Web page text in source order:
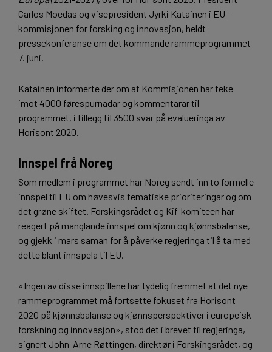
Carlos Moedas og visepresident Jyrki Katainen i EU-
kommisjonen for forsking og innovasjon, heldt
pressekonferanse om det kommande rammeprogrammet
7. juni.
Katainen informerte der om at Kommisjonen har teke
imot 4000 førespurnadar og kommentarar til
programmet, i tillegg til 3500 svar på evalueringa av
Horisont 2020.
Innspel frå Noreg
Som medlem i programmet har Noreg sendt inn to formelle
innspel til EU om høvesvis tematiske prioriteringar og om
det grøne skiftet. Forskingsrådet og Kif-komiteen har
reagert på manglande innspel om kjønn og kjønnsbalanse,
og gjekk i mars saman for å påverke regjeringa til å ta med
dette blant innspela til EU.
«Ingen av disse innspillene har tydelig fremmet at det nye
rammeprogrammet må fortsette fokuset fra Horisont
2020 på kjønnsbalanse og kjønnsperspektiver i europeisk
forskning og innovasjon», stod det i brevet til regjeringa,
signert John-Arne Røttingen, direktør i Forskingsrådet, og